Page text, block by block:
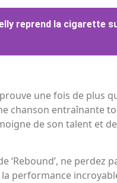
reprend la cigarette
une fois de plus
chanson entraînante
de son talent et
‘Rebound’, ne perdez
performance